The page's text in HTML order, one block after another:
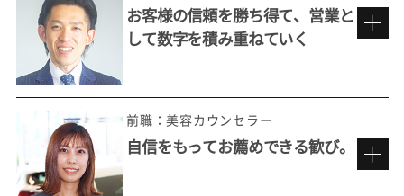
お客様の信頼を勝ち得て、営業と
して数字を積み重ねていく
多彩なお客様の価値観に触れる楽しさ
前職：美容カウンセラー
自信をもってお薦めできる歓び。